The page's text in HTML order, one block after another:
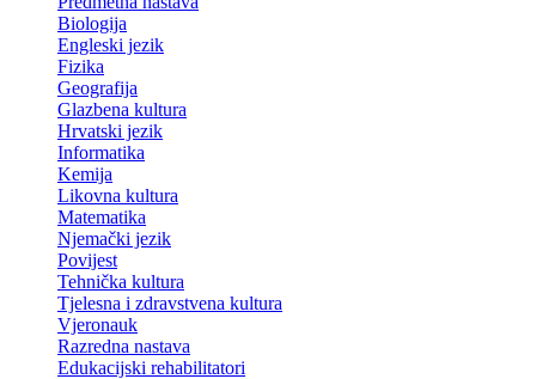
Biologija
Engleski jezik
Fizika
Geografija
Glazbena kultura
Hrvatski jezik
Informatika
Kemija
Likovna kultura
Matematika
Njemački jezik
Povijest
Tehnička kultura
Tjelesna i zdravstvena kultura
Vjeronauk
Razredna nastava
Edukacijski rehabilitatori